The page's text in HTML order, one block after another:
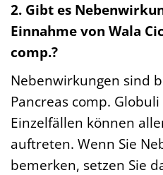
2. Gibt es
Einnahme von Wala
comp.?
Nebenwirkungen sind
Pancreas comp.
Einzelfällen können
auftreten. Wenn Sie
bemerken, setzen Sie